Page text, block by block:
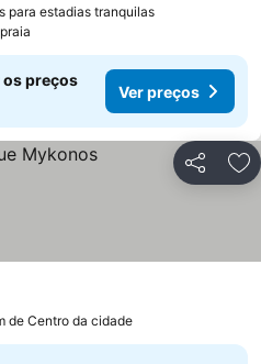
para estadias tranquilas
os preços
Ver preços
Partilhar
de Centro da cidade